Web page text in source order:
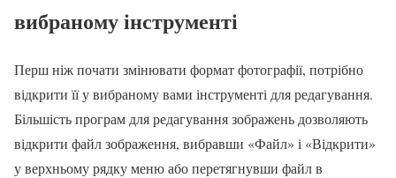
вибраному інструменті
Перш ніж почати змінювати формат фотографії, потрібно
відкрити її у вибраному вами інструменті для редагування.
Більшість програм для редагування зображень дозволяють
відкрити файл зображення, вибравши «Файл» і «Відкрити»
у верхньому рядку меню або перетягнувши файл в